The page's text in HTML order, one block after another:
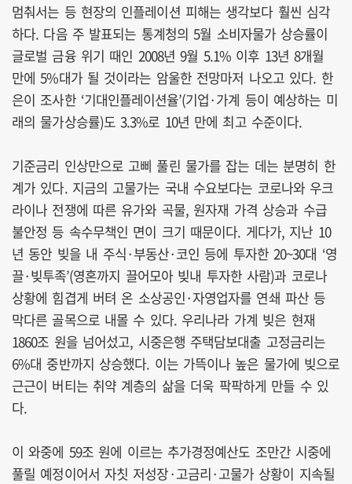
멈춰서는 등 현장의 인플레이션 피해는 생각보다 훨씬 심각
하다. 다음 주 발표되는 통계청의 5월 소비자물가 상승률이
글로벌 금융 위기 때인 2008년 9월 5.1% 이후 13년 8개월
만에 5%대가 될 것이라는 암울한 전망마저 나오고 있다. 한
은이 조사한 ‘기대인플레이션율’(기업·가계 등이 예상하는 미
래의 물가상승률)도 3.3%로 10년 만에 최고 수준이다.
기준금리 인상만으로 고삐 풀린 물가를 잡는 데는 분명히 한
계가 있다. 지금의 고물가는 국내 수요보다는 코로나와 우크
라이나 전쟁에 따른 유가와 곡물, 원자재 가격 상승과 수급
불안정 등 속수무책인 면이 크기 때문이다. 게다가, 지난 10
년 동안 빚을 내 주식·부동산·코인 등에 투자한 20~30대 ‘영
끌·빚투족’(영혼까지 끌어모아 빚내 투자한 사람)과 코로나
상황에 힘겹게 버텨 온 소상공인·자영업자를 연쇄 파산 등
막다른 골목으로 내몰 수 있다. 우리나라 가계 빚은 현재
1860조 원을 넘어섰고, 시중은행 주택담보대출 고정금리는
6%대 중반까지 상승했다. 이는 가뜩이나 높은 물가에 빚으로
근근이 버티는 취약 계층의 삶을 더욱 팍팍하게 만들 수 있
다.
이 와중에 59조 원에 이르는 추가경정예산도 조만간 시중에
풀릴 예정이어서 자칫 저성장·고금리·고물가 상황이 지속될